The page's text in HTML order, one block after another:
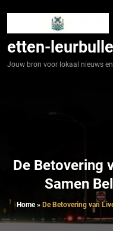
etten-
Jouw bron voor lokaal nieuws
De Betovering
Samen
Home» De Betovering van